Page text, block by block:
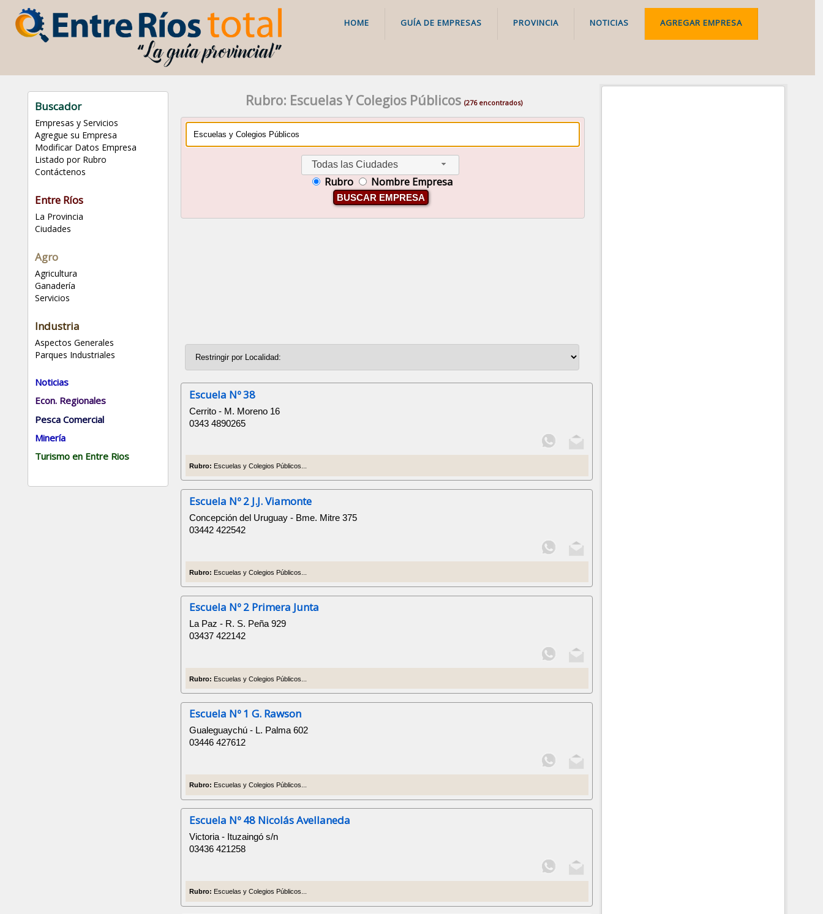
HOME GUÍA DE EMPRESAS PROVINCIA NOTICIAS AGREGAR EMPRESA
Buscador
Empresas y Servicios
Agregue su Empresa
Modificar Datos Empresa
Listado por Rubro
Contáctenos
Entre Ríos
La Provincia
Ciudades
Agro
Agricultura
Ganadería
Servicios
Industria
Aspectos Generales
Parques Industriales
Noticias
Econ. Regionales
Pesca Comercial
Minería
Turismo en Entre Rios
Rubro: Escuelas Y Colegios Públicos(276 encontrados)
Todas las Ciudades
Rubro Nombre Empresa
BUSCAR EMPRESA
Escuela Nº 38
Cerrito - M. Moreno 16
0343 4890265
Rubro: Escuelas y Colegios Públicos...
Escuela Nº 2 J.J. Viamonte
Concepción del Uruguay - Bme. Mitre 375
03442 422542
Rubro: Escuelas y Colegios Públicos...
Escuela Nº 2 Primera Junta
La Paz - R. S. Peña 929
03437 422142
Rubro: Escuelas y Colegios Públicos...
Escuela Nº 1 G. Rawson
Gualeguaychú - L. Palma 602
03446 427612
Rubro: Escuelas y Colegios Públicos...
Escuela Nº 48 Nicolás Avellaneda
Victoria - Ituzaingó s/n
03436 421258
Rubro: Escuelas y Colegios Públicos...